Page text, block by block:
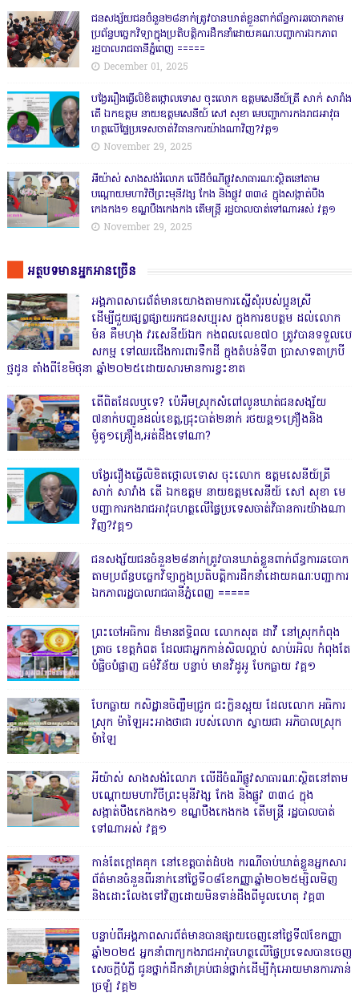
ជនសង្ស័យជនចំនួន២៨នាក់ត្រូវបានឃាត់ខ្លួនពាក់ព័ន្ធការឆបោកតាម
ប្រព័ន្ធបច្ចេកវិទ្យាក្នុងប្រតិបត្តិការដឹកនាំដោយគណៈបញ្ជាការឯកភាព
រដ្ឋបាលរាជធានីភ្នំពេញ ‎=====
December 01, 2025
បង្វែររឿងធ្វើលិខិតថ្កោលទោស ចុះលោក ឧត្តមសេនីយ៍ត្រី សាក់ សារាំង
តើ ឯកឧត្តម នាយឧត្តមសេនីយ៍ សៅ សុខា មេបញ្ជាការកងរាជអាវុធ
ហត្ថលើផ្ទៃប្រទេសចាត់វិធានការយ៉ាងណាវិញ?វគ្គ១
November 29, 2025
អីយ៉ាស់ សាងសង់រំលោភ លើដីចំណីផ្លូវសាធារណៈស្ថិតនៅតាម
បណ្ដោយមហាវិថីព្រះមុនីវង្ស កែង និងផ្លូវ ៣៣៤ ក្នុងសង្កាត់បឹង
កេងកង១ ខណ្ឌបឹងកេងកង តើមន្ត្រី រដ្ឋបាលបាត់ទៅណាអស់ វគ្គ១
November 29, 2025
អត្ថបទមានអ្នកអានច្រើន
អង្គភាពសារេព័ត៌មានយោងតាមការស្នើសុំរបស់ប្អូនស្រី
ដើម្បីជួយផ្សព្វផ្សាយរកជនសប្បុរស ក្នុងការឧបត្ថម ដល់លោក
ម៉ន គឹមហុង វរសេនីយ៍ឯក កងពលលេខ៧០ ត្រូវបានទទួលបេ
សកម្ម ទៅឈរជើងការពារទឹកដី ក្នុងតំបន់ទី៣ ប្រាសាទតាក្របី
ថ្មដូន តាំងពីខែមិថុនា ឆ្នាំ២០២៥ដោយសារមានការខ្វះខាត
តើពិតដែលឬទេ? ប៉េអឹមស្រុកសំពៅលូនឃាត់ជនសង្ស័យ
៧នាក់បញ្ជូនដល់ខេត្ត,ជ្រុះបាត់២នាក់ រថយន្ត១គ្រឿងនិង
ម៉ូតូ១គ្រឿង,អត់ដឹងទៅណា?
បង្វែររឿងធ្វើលិខិតថ្កោលទោស ចុះលោក ឧត្តមសេនីយ៍ត្រី
សាក់ សារាំង តើ ឯកឧត្តម នាយឧត្តមសេនីយ៍ សៅ សុខា មេ
បញ្ជាការកងរាជអាវុធហត្ថលើផ្ទៃប្រទេសចាត់វិធានការយ៉ាងណា
វិញ?វគ្គ១
ជនសង្ស័យជនចំនួន២៨នាក់ត្រូវបានឃាត់ខ្លួនពាក់ព័ន្ធការឆបោក
តាមប្រព័ន្ធបច្ចេកវិទ្យាក្នុងប្រតិបត្តិការដឹកនាំដោយគណៈបញ្ជាការ
ឯកភាពរដ្ឋបាលរាជធានីភ្នំពេញ ‎=====
ព្រះចៅអធិការ ដ៏មានឥទ្ធិពល លោកសុត ដាវី នៅស្រុកកំពុង
ត្រាច ខេត្តកំពត ដែលជាអ្នកកាន់សិលល្អាប់ សាប់រអិល កំពុងតែ
បំផ្លិចបំផ្លាញ ធម៌វិន័យ បន្ទាប់ មានវិដូអូ បែកធ្លាយ វគ្គ១
បែកធ្លាយ កសិដ្ឋានចិញ្ចឹមជ្រូក ជះក្លិនស្អុយ ដែលលោក អធិការ
ស្រុក ម៉ាឡៃអះអាងថាជា របស់លោក ស្វាយជា អភិបាលស្រុក
ម៉ាឡៃ
អីយ៉ាស់ សាងសង់រំលោភ លើដីចំណីផ្លូវសាធារណៈស្ថិតនៅតាម
បណ្ដោយមហាវិថីព្រះមុនីវង្ស កែង និងផ្លូវ ៣៣៤ ក្នុង
សង្កាត់បឹងកេងកង១ ខណ្ឌបឹងកេងកង តើមន្ត្រី រដ្ឋបាលបាត់
ទៅណាអស់ វគ្គ១
កាន់តែក្តៅគគុក នៅខេត្តបាត់ដំបង ករណីចាប់ឃាត់ខ្លួនអ្នកសារ
ព័ត៌មានចំនួនពីរនាក់នៅថ្ងៃទី០៨ខែកញ្ញាឆ្នាំ២០២៥ម្សិលមិញ
និងដោះលែងទៅវិញដោយមិនទាន់ដឹងពីមូលហេតុ វគ្គ៣
បន្ទាប់ពីអង្គភាពសារព័ត៌មានបានផ្សាយចេញនៅថ្ងៃទី៧ខែកញ្ញា
ឆ្នាំ២០២៥ អ្នកនាំពាក្យកងរាជអាវុធហត្ថលើផ្ទៃប្រទេសបានចេញ
សេចក្តីបំភ្លឺ ជូនថ្នាក់ដឹកនាំគ្រប់ជាន់ថ្នាក់ដើម្បីកុំអោយមានការភាន់
ច្រឡំ វគ្គ២